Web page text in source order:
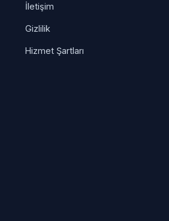
İletişim
Gizlilik
Hizmet Şartları